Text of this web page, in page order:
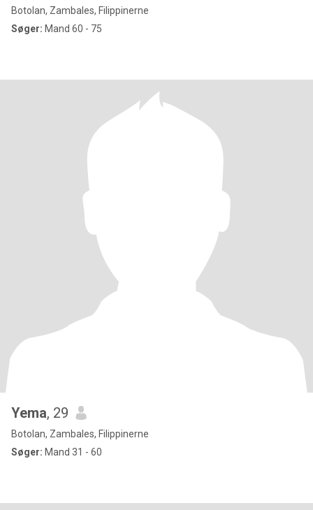
Botolan, Zambales, Filippinerne
Søger: Mand 60 - 75
Yema, 29
Botolan, Zambales, Filippinerne
Søger: Mand 31 - 60